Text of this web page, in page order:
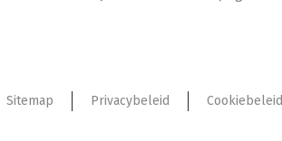
Sitemap Privacybeleid Cookiebeleid